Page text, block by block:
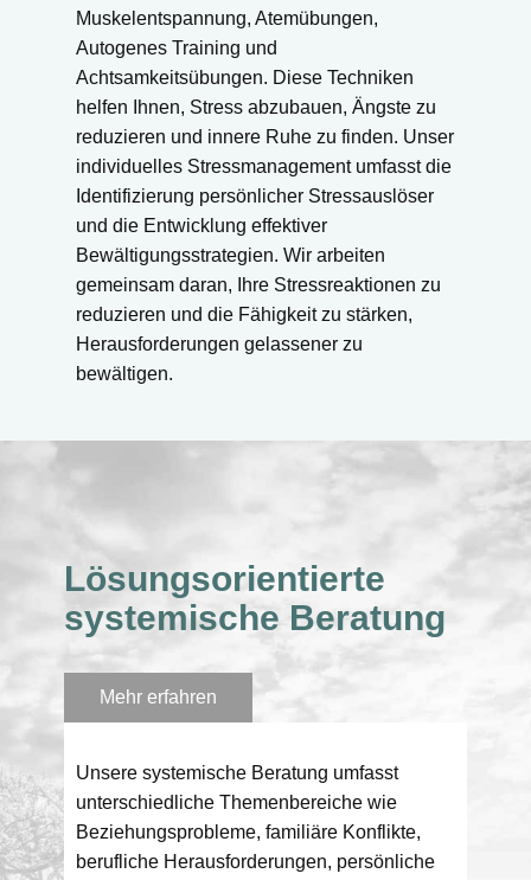
Muskelentspannung, Atemübungen,
Autogenes Training und
Achtsamkeitsübungen. Diese Techniken
helfen Ihnen, Stress abzubauen, Ängste zu
reduzieren und innere Ruhe zu finden. Unser
individuelles Stressmanagement umfasst die
Identifizierung persönlicher Stressauslöser
und die Entwicklung effektiver
Bewältigungsstrategien. Wir arbeiten
gemeinsam daran, Ihre Stressreaktionen zu
reduzieren und die Fähigkeit zu stärken,
Herausforderungen gelassener zu
bewältigen.
Lösungsorientierte
systemische Beratung
Mehr erfahren
Unsere systemische Beratung umfasst
unterschiedliche Themenbereiche wie
Beziehungsprobleme, familiäre Konflikte,
berufliche Herausforderungen, persönliche